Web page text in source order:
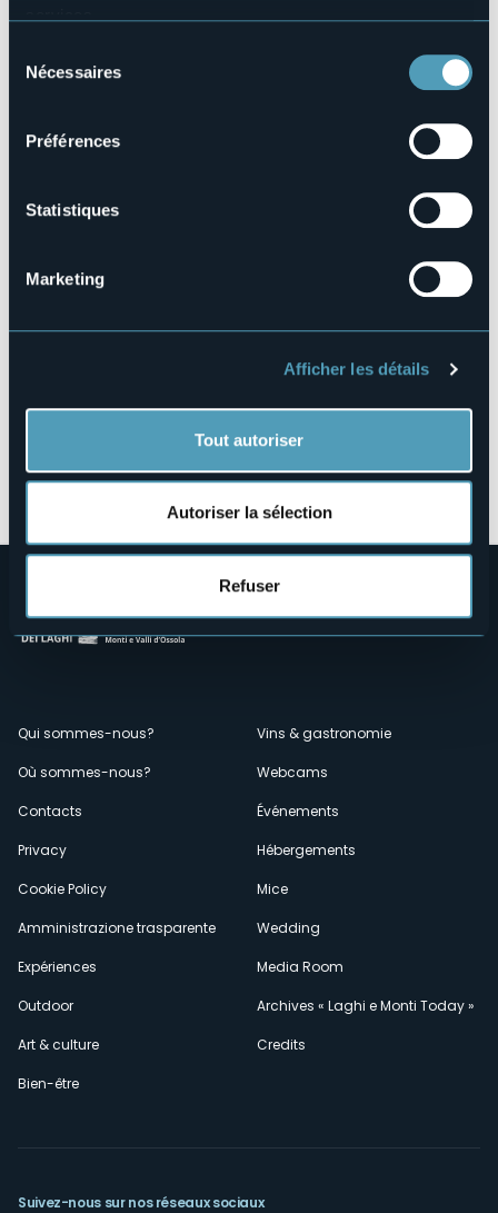
manière de les gérer et de les supprimer,
cliquez ici
Nécessaires
Préférences
Statistiques
Marketing
Afficher les détails
Tout autoriser
Autoriser la sélection
Refuser
+39 0322 998049
003112-ALB-00002
Via Novara, 67
Ouvrir la carte
Menù
secondario
Qui sommes-nous?
Où sommes-nous?
Contacts
Privacy
Cookie Policy
Amministrazione trasparente
Expériences
Outdoor
Art & culture
Bien-être
Vins & gastronomie
Webcams
Événements
Hébergements
Mice
Wedding
Media Room
Archives « Laghi e Monti Today »
Credits
Suivez-nous sur nos réseaux sociaux